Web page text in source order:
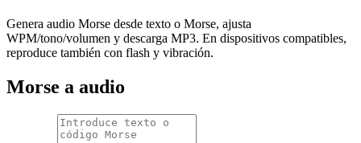
Genera audio Morse desde texto o Morse, ajusta
WPM/tono/volumen y descarga MP3. En dispositivos compatibles,
reproduce también con flash y vibración.
Morse a audio